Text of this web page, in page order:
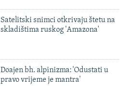
Satelitski snimci otkrivaju štetu na
skladištima ruskog 'Amazona'
Doajen bh. alpinizma: 'Odustati u
pravo vrijeme je mantra'